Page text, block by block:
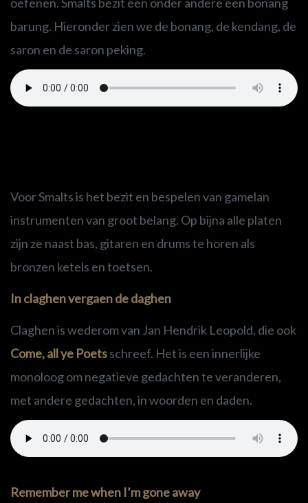
barung. Hieronder zien we de bonang, de kendang, de
saron en de saron peking.
Voor Smalts is het bezit en bespelen van gamelan
instrumenten van groot belang. Op bijna alle platen
zijn ze naast bas, gitaren en drums te horen als
bronzen ketels en toetsen.
In claghen vergaen de daghen
Claghen is wederom van Jan Hendrik Leopold, die ook
Come, all ye Poetsschreef. Het is een innerlijke
monoloog om negatieve gedachten te veranderen,
met andere gedachten, in woorden en daden.
Remember me when I’m gone away